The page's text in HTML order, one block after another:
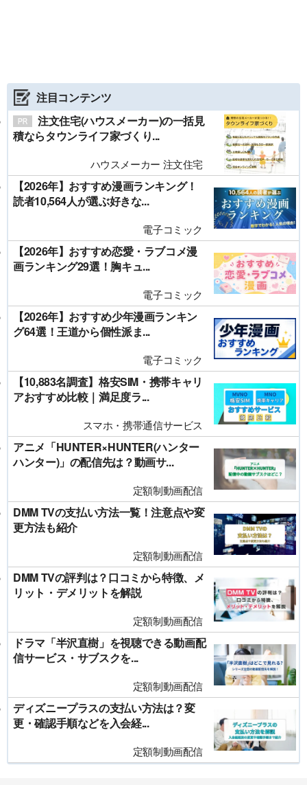
注目コンテンツ
注文住宅(ハウスメーカー)の一括見
積ならタウンライフ家づくり...
ハウスメーカー 注文住宅
【2026年】おすすめ漫画ランキング！
読者10,564人が選ぶ好きな...
電子コミック
【2026年】おすすめ恋愛・ラブコメ漫
画ランキング29選！胸キュ...
電子コミック
【2026年】おすすめ少年漫画ランキン
グ64選！王道から個性派ま...
電子コミック
【10,883名調査】格安SIM・携帯キャリ
アおすすめ比較｜満足度ラ...
スマホ・携帯通信サービス
アニメ「HUNTER×HUNTER(ハンター
ハンター)」の配信先は？動画サ...
定額制動画配信
DMM TVの支払い方法一覧！注意点や変
更方法も紹介
定額制動画配信
DMM TVの評判は？口コミから特徴、メ
リット・デメリットを解説
定額制動画配信
ドラマ「半沢直樹」を視聴できる動画配
信サービス・サブスクを...
定額制動画配信
ディズニープラスの支払い方法は？変
更・確認手順などを入会経...
定額制動画配信